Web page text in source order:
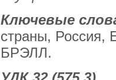
Ключевые
страны, Россия,
БРЭЛЛ.